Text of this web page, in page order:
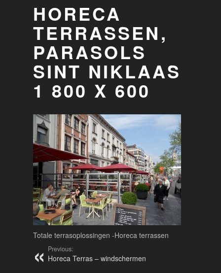
HORECA
TERRASSEN,
PARASOLS
SINT NIKLAAS
1 800 X 600
Totale terrasoplossingen -Horeca terrassen
Previous:
Horeca Terras – windschermen